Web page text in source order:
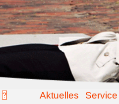
Aktuelles Service